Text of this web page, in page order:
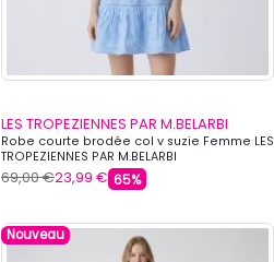
LES TROPEZIENNES PAR M.BELARBI
Robe courte brodée col v suzie Femme LES
TROPEZIENNES PAR M.BELARBI
69,00 €23,99 € 65%
Nouveau